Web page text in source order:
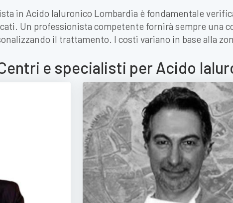
in Acido Ialuronico Lombardia è fondamentale
Un professionista competente fornirà sempre una
il trattamento. I costi variano in base alla
e specialisti per Acido